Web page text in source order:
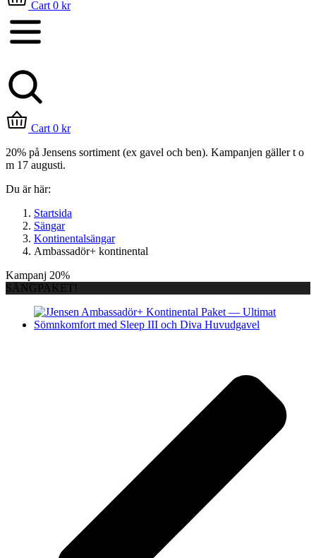
Cart 0 kr
Cart 0 kr
20% på Jensens sortiment (ex gavel och ben). Kampanjen gäller t o
m 17 augusti.
Du är här:
Startsida
Sängar
Kontinentalsängar
Ambassadör+ kontinental
Kampanj 20%
SÄNGPAKET!